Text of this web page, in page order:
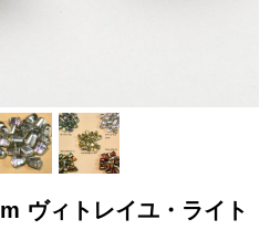
ヴィトレイユ・ライト